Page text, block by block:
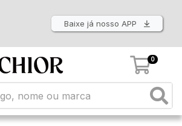
Baixe já nosso APP
0